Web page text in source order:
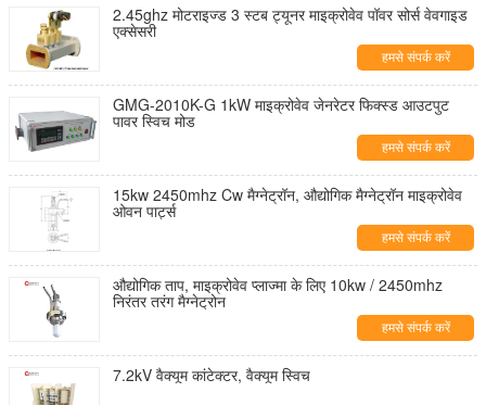
2.45ghz मोटराइज्ड 3 स्टब ट्यूनर माइक्रोवेव पॉवर सोर्स वेवगाइड
एक्सेसरी
हमसे संपर्क करें
GMG-2010K-G 1kW माइक्रोवेव जेनरेटर फिक्स्ड आउटपुट
पावर स्विच मोड
हमसे संपर्क करें
15kw 2450mhz Cw मैग्नेट्रॉन, औद्योगिक मैग्नेट्रॉन माइक्रोवेव
ओवन पार्ट्स
हमसे संपर्क करें
औद्योगिक ताप, माइक्रोवेव प्लाज्मा के लिए 10kw / 2450mhz
निरंतर तरंग मैग्नेट्रोन
हमसे संपर्क करें
7.2kV वैक्यूम कांटेक्टर, वैक्यूम स्विच